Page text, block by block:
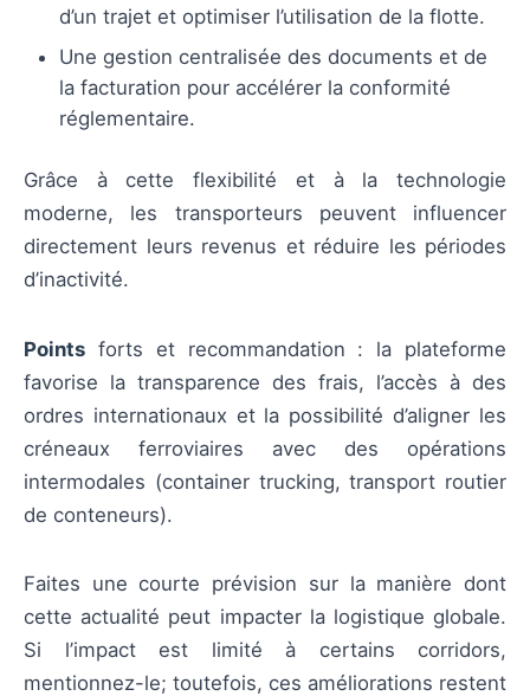
d’un trajet et optimiser l’utilisation de la flotte.
Une gestion centralisée des documents et de
la facturation pour accélérer la conformité
réglementaire.
Grâce à cette flexibilité et à la technologie
moderne, les transporteurs peuvent influencer
directement leurs revenus et réduire les périodes
d’inactivité.
Points forts et recommandation : la plateforme
favorise la transparence des frais, l’accès à des
ordres internationaux et la possibilité d’aligner les
créneaux ferroviaires avec des opérations
intermodales (container trucking, transport routier
de conteneurs).
Faites une courte prévision sur la manière dont
cette actualité peut impacter la logistique globale.
Si l’impact est limité à certains corridors,
mentionnez-le; toutefois, ces améliorations restent